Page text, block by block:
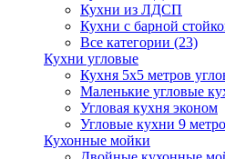
Кухни из ЛДСП
Кухни с барной
Все категории (23)
Кухни угловые
Кухня 5х5 метров
Маленькие угловые
Угловая кухня эконом
Угловые кухни 9
Кухонные мойки